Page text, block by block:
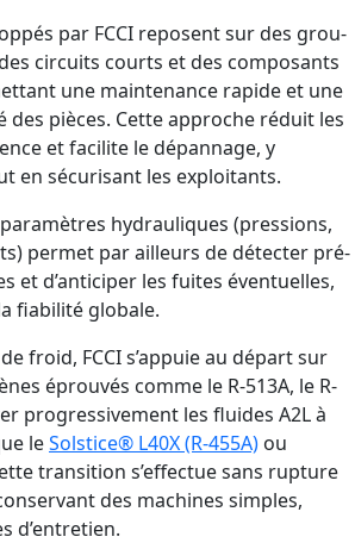
par FCCI reposent sur des grou­
circuits courts et des composants
une maintenance rapide et une
pièces. Cette approche réduit les
et facilite le dépannage, y
en sécurisant les exploitants.
hydrauliques (pressions,
permet par ailleurs de détecter pré­
et d’anticiper les fuites éventuelles,
fiabilité globale.
froid, FCCI s’appuie au départ sur
éprouvés comme le R-513A, le R-
progressivement les fluides A2L à
leSolstice® L40X (R-455A) ou
transition s’effectue sans rupture
des machines simples,
d’entretien.